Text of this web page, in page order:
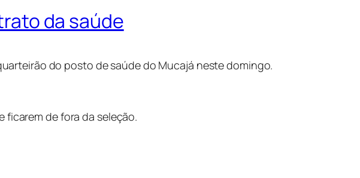
da saúde
do posto de saúde do Mucajá neste domingo.
de fora da seleção.